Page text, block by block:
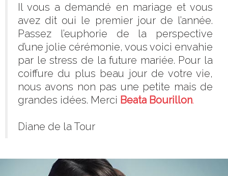
Il vous a demandé en mariage et vous
avez dit oui le premier jour de l’année.
Passez l’euphorie de la perspective
d’une jolie cérémonie, vous voici envahie
par le stress de la future mariée. Pour la
coiffure du plus beau jour de votre vie,
nous avons non pas une petite mais de
grandes idées. Merci Beata Bourillon.
Diane de la Tour